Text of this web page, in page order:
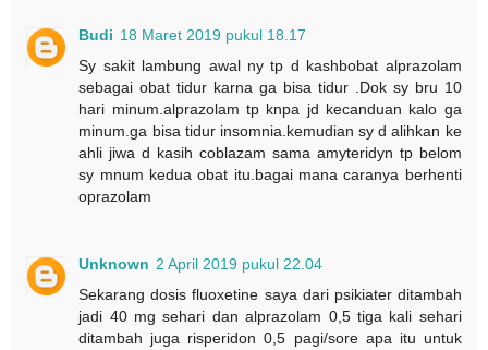
Budi 18 Maret 2019 pukul 18.17
Sy sakit lambung awal ny tp d kashbobat alprazolam
sebagai obat tidur karna ga bisa tidur .Dok sy bru 10
hari minum.alprazolam tp knpa jd kecanduan kalo ga
minum.ga bisa tidur insomnia.kemudian sy d alihkan ke
ahli jiwa d kasih coblazam sama amyteridyn tp belom
sy mnum kedua obat itu.bagai mana caranya berhenti
oprazolam
Unknown 2 April 2019 pukul 22.04
Sekarang dosis fluoxetine saya dari psikiater ditambah
jadi 40 mg sehari dan alprazolam 0,5 tiga kali sehari
ditambah juga risperidon 0,5 pagi/sore apa itu untuk